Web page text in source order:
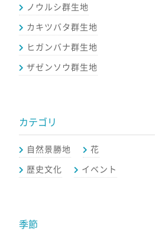
ノウルシ群生地
カキツバタ群生地
ヒガンバナ群生地
ザゼンソウ群生地
カテゴリ
自然景勝地
花
歴史文化
イベント
季節